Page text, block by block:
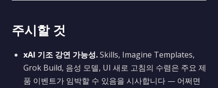
주시할 것
xAI 기조 강연 가능성.Skills, Imagine Templates,
Grok Build, 음성 모델, UI 새로 고침의 수렴은 주요 제
품 이벤트가 임박할 수 있음을 시사합니다 — 어쩌면